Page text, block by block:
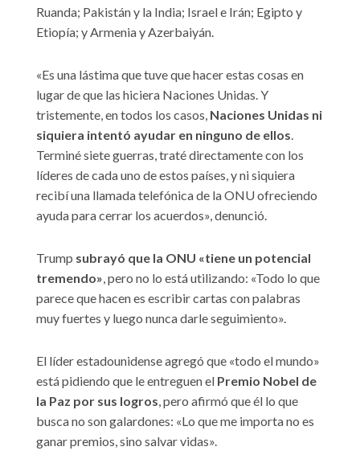
Ruanda; Pakistán y la India; Israel e Irán; Egipto y
Etiopía; y Armenia y Azerbaiyán.
«Es una lástima que tuve que hacer estas cosas en
lugar de que las hiciera Naciones Unidas. Y
tristemente, en todos los casos, Naciones Unidas ni
siquiera intentó ayudar en ninguno de ellos
Terminé siete guerras, traté directamente con los
líderes de cada uno de estos países, y ni siquiera
recibí una llamada telefónica de la ONU ofreciendo
ayuda para cerrar los acuerdos», denunció.
Trump subrayó que la ONU «tiene un potencial
tremendo» , pero no lo está utilizando: «Todo lo que
parece que hacen es escribir cartas con palabras
muy fuertes y luego nunca darle seguimiento».
El líder estadounidense agregó que «todo el mundo»
está pidiendo que le entreguen el Premio Nobel de
la Paz por sus logros , pero afirmó que él lo que
busca no son galardones: «Lo que me importa no es
ganar premios, sino salvar vidas».